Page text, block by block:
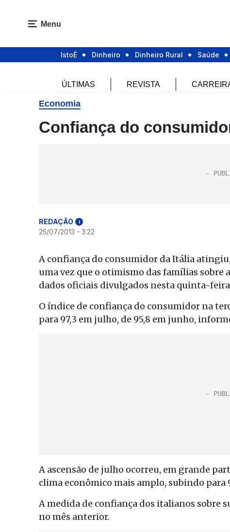
Menu
IstoÉ Dinheiro Dinheiro Rural Saúde
ÚLTIMAS REVISTA
Economia
Confiança do
REDAÇÃO i
25/07/2013 - 3:22
A confiança do consumidor da Itália
uma vez que o otimismo das famílias
dados oficiais divulgados nesta quinta-
O índice de confiança do consumidor na
para 97,3 em julho, de 95,8 em junho,
A ascensão de julho ocorreu, em grande
clima econômico mais amplo, subindo para
A medida de confiança dos italianos sobre
no mês anterior.